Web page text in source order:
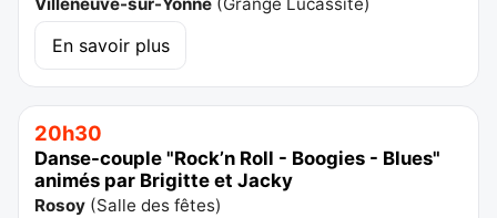
En savoir plus
20h30
Danse-couple "Rock’n Roll - Boogies - Blues"
animés par Brigitte et Jacky
Rosoy (Salle des fêtes)